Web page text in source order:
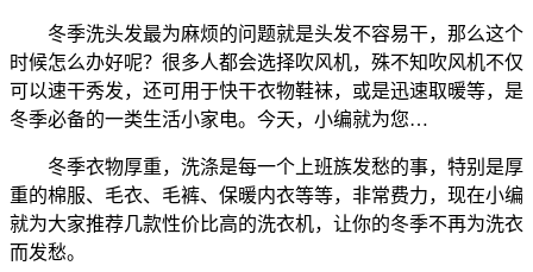
冬季洗头发最为麻烦的问题就是头发不容易干，那么这个
时候怎么办好呢？很多人都会选择吹风机，殊不知吹风机不仅
可以速干秀发，还可用于快干衣物鞋袜，或是迅速取暖等，是
冬季必备的一类生活小家电。今天，小编就为您…
冬季衣物厚重，洗涤是每一个上班族发愁的事，特别是厚
重的棉服、毛衣、毛裤、保暖内衣等等，非常费力，现在小编
就为大家推荐几款性价比高的洗衣机，让你的冬季不再为洗衣
而发愁。